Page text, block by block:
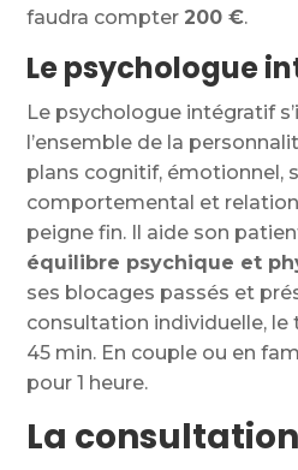
faudra compter 200 €.
Le psychologue
Le psychologue intégratif
l’ensemble de la
plans cognitif, émotionnel,
comportemental et
peigne fin. Il aide son
équilibre psychique et
ses blocages passés et
consultation individuelle, le
45 min. En couple ou en
pour 1 heure.
La